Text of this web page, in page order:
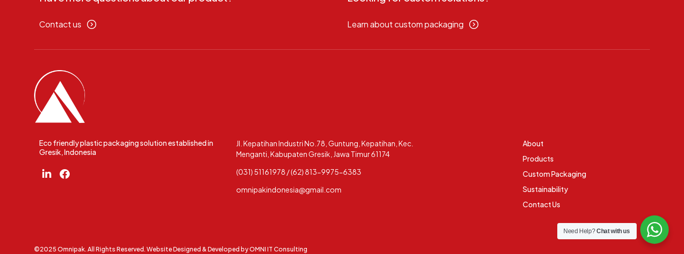
Contact us Learn about custom packaging
Eco friendly plastic packaging solution established in
Gresik, Indonesia
Jl. Kepatihan Industri No.78, Guntung, Kepatihan, Kec.
Menganti, Kabupaten Gresik, Jawa Timur 61174
(031) 51161978 / (62) 813-9975-6383
omnipakindonesia@gmail.com
About
Products
Custom Packaging
Sustainability
Contact Us
©2025 Omnipak. All Rights Reserved. Website Designed & Developed byOMNI IT Consulting
Need Help?Chat with us